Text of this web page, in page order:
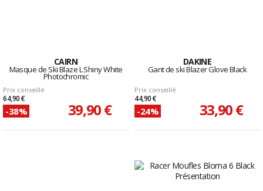
CAIRN
Masque de Ski Blaze L Shiny White
Photochromic
Prix conseillé
64,90 €
-38% 39,90 €
DAKINE
Gant de ski Blazer Glove Black
Prix conseillé
44,90 €
-24% 33,90 €